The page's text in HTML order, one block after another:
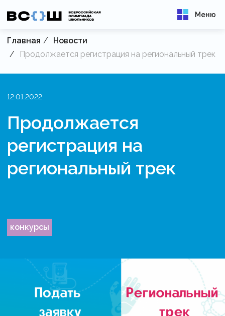
Меню
Главная
Новости
Продолжается регистрация на региональный трек
12.01.2022
Продолжается
регистрация на
региональный трек
конкурсы